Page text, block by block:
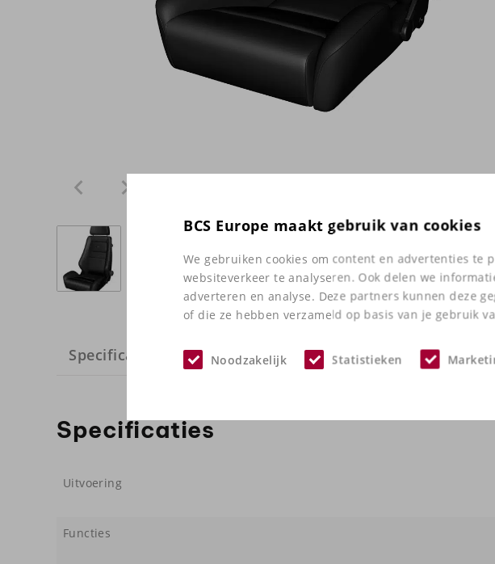
BCS Europe maakt gebruik van cookies
We gebruiken cookies om content en advertenties te
websiteverkeer te analyseren. Ook delen we
adverteren en analyse. Deze partners kunnen deze
of die ze hebben verzameld op basis van je gebruik
Noodzakelijk Statistieken
Specificaties
Specificaties
Uitvoering
Functies